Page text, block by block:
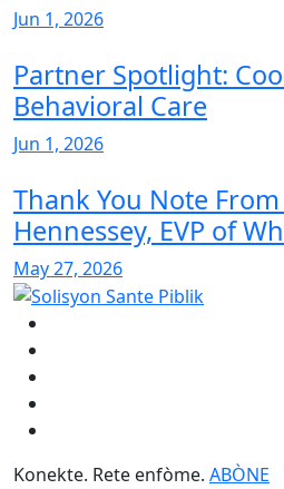
Jun 1, 2026
Partner Spotlight:
Behavioral Care
Jun 1, 2026
Thank You Note From
Hennessey, EVP of
May 27, 2026
Konekte. Rete enfòme. ABÒNE